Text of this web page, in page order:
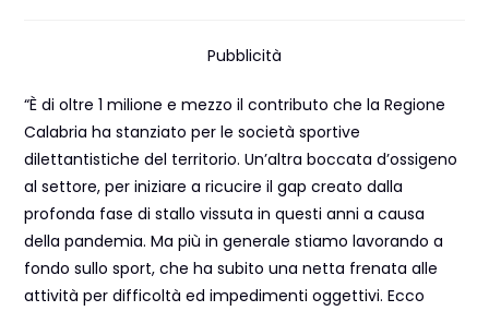
Pubblicità
“È di oltre 1 milione e mezzo il contributo che la Regione
Calabria ha stanziato per le società sportive
dilettantistiche del territorio. Un’altra boccata d’ossigeno
al settore, per iniziare a ricucire il gap creato dalla
profonda fase di stallo vissuta in questi anni a causa
della pandemia. Ma più in generale stiamo lavorando a
fondo sullo sport, che ha subito una netta frenata alle
attività per difficoltà ed impedimenti oggettivi. Ecco